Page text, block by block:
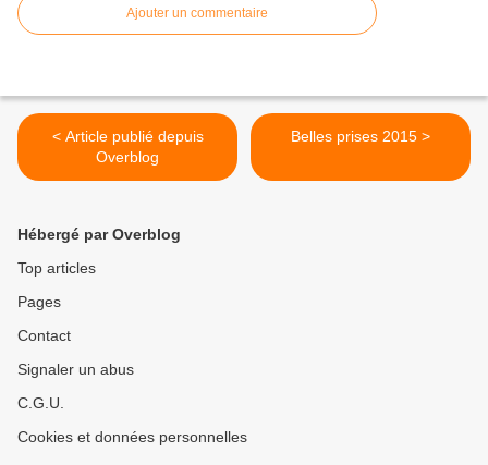
Ajouter un commentaire
< Article publié depuis
Overblog
Belles prises 2015 >
Hébergé par Overblog
Top articles
Pages
Contact
Signaler un abus
C.G.U.
Cookies et données personnelles